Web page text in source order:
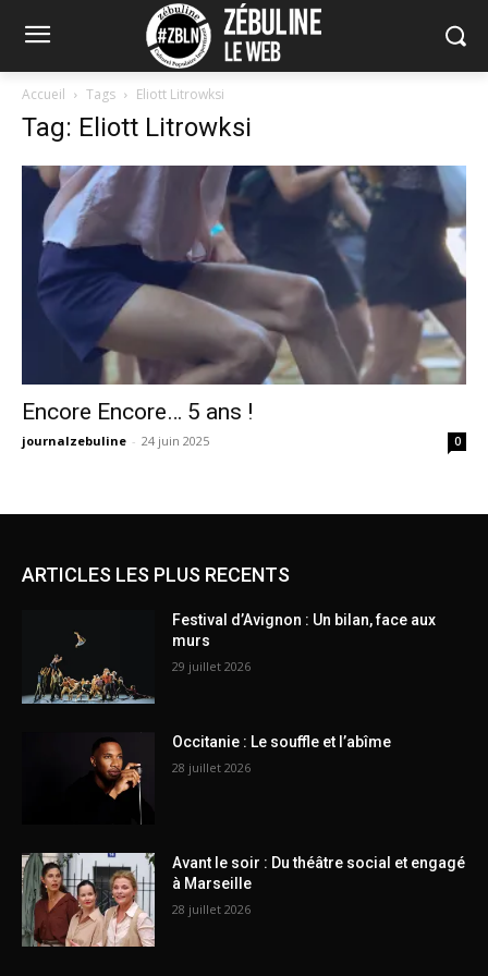
Accueil Tags Eliott Litrowksi
Tag: Eliott Litrowksi
Encore Encore… 5 ans !
journalzebuline - 24 juin 2025 0
ARTICLES LES PLUS RECENTS
Festival d’Avignon : Un bilan, face aux
murs
29 juillet 2026
Occitanie : Le souffle et l’abîme
28 juillet 2026
Avant le soir : Du théâtre social et engagé
à Marseille
28 juillet 2026